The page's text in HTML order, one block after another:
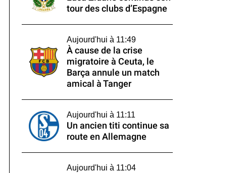
tour des clubs d’Espagne
Aujourd'hui à 11:49
À cause de la crise
migratoire à Ceuta, le
Barça annule un match
amical à Tanger
Aujourd'hui à 11:11
Un ancien titi continue sa
route en Allemagne
Aujourd'hui à 11:04